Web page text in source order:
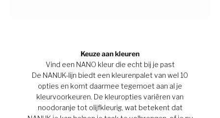
Keuze aan kleuren
Vind een NANO kleur die echt bij je past
De NANUK-lijn biedt een kleurenpalet van wel 10
opties en komt daarmee tegemoet aan al je
kleurvoorkeuren. De kleuropties variëren van
noodoranje tot olijfkleurig, wat betekent dat